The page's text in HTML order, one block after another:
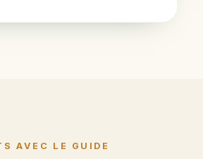
AVEC LE GUIDE